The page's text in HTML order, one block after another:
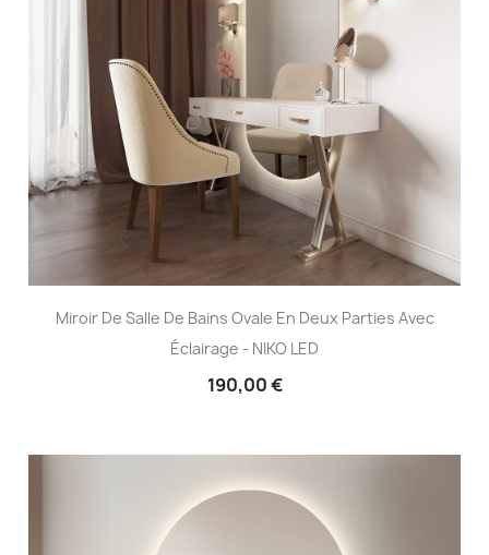
Miroir De Salle De Bains Ovale En Deux Parties Avec
Éclairage - NIKO LED
190,00 €